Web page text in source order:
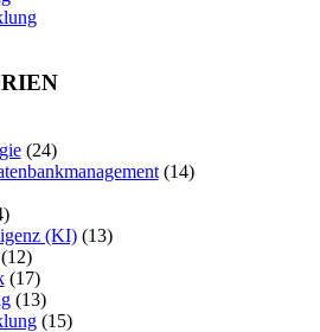
(24)
(14)
(KI)(13)
(12)
(17)
(13)
(15)